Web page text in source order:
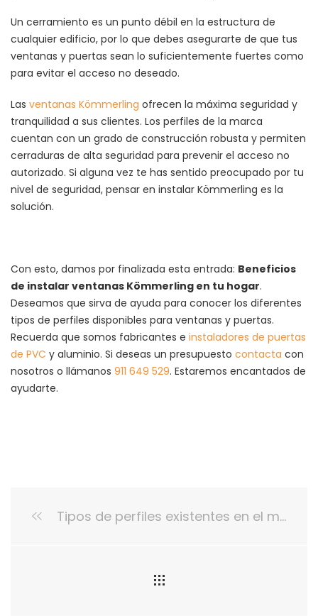
Un cerramiento es un punto débil en la estructura de
cualquier edificio, por lo que debes asegurarte de que tus
ventanas y puertas sean lo suficientemente fuertes como
para evitar el acceso no deseado.
Las ventanas Kömmerling ofrecen la máxima seguridad y
tranquilidad a sus clientes. Los perfiles de la marca
cuentan con un grado de construcción robusta y permiten
cerraduras de alta seguridad para prevenir el acceso no
autorizado. Si alguna vez te has sentido preocupado por tu
nivel de seguridad, pensar en instalar Kömmerling es la
solución.
Con esto, damos por finalizada esta entrada: Beneficios
de instalar ventanas Kömmerling en tu hogar.
Deseamos que sirva de ayuda para conocer los diferentes
tipos de perfiles disponibles para ventanas y puertas.
Recuerda que somos fabricantes e instaladores de puertas
de PVC y aluminio. Si deseas un presupuesto contacta con
nosotros o llámanos 911 649 529. Estaremos encantados de
ayudarte.
Tipos de perfiles existentes en el mercado para las ventanas de tu hogar